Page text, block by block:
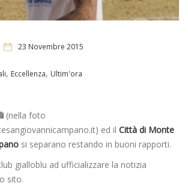
23 Novembre 2015
, Eccellenza, Ultim'ora
(nella foto
ed il Città di Monte
si separano restando in buoni rapporti.
gialloblu ad ufficializzare la notizia
sito.